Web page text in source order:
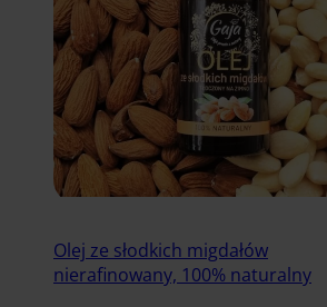
Olej ze słodkich migdałów
nierafinowany, 100% naturalny